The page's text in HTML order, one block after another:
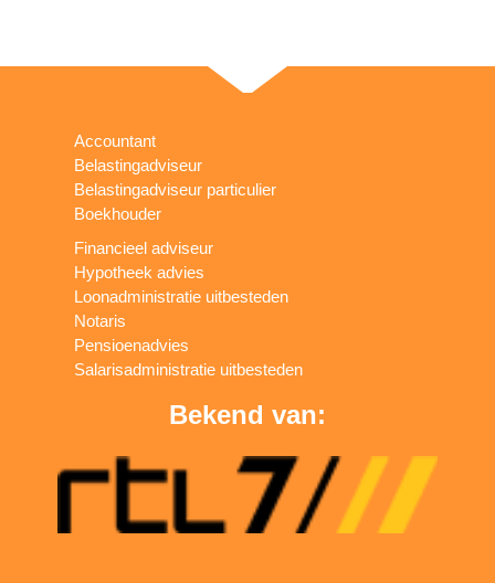
Accountant
Belastingadviseur
Belastingadviseur particulier
Boekhouder
Financieel adviseur
Hypotheek advies
Loonadministratie uitbesteden
Notaris
Pensioenadvies
Salarisadministratie uitbesteden
Bekend van: